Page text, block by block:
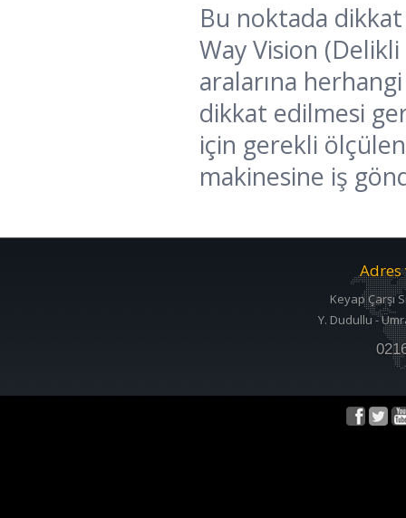
Bu noktada
Way Vision
aralarına
dikkat edilmesi
için gerekli
makinesine iş
Adres
Keyap Çarşı
Y. Dudullu -